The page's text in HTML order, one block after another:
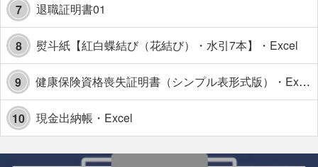
7 退職証明書01
8 熨斗紙【紅白蝶結び（花結び）・水引7本】・Excel
9 健康保険資格喪失証明書（シンプル表形式版）・Excel【見本付き】
10 現金出納帳・Excel